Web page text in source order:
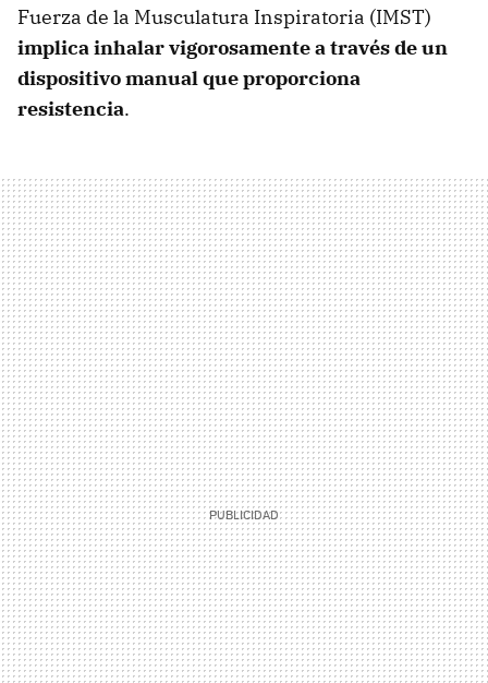
Fuerza de la Musculatura Inspiratoria (IMST)
implica inhalar vigorosamente a través de un
dispositivo manual que proporciona
resistencia.